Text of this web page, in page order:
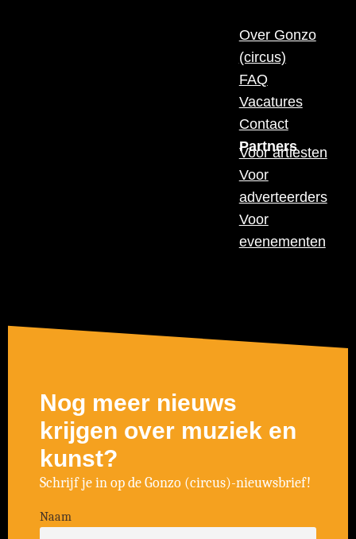
Over Gonzo
(circus)
FAQ
Vacatures
Contact
Partners
Voor artiesten
Voor
adverteerders
Voor
evenementen
Nog meer nieuws
krijgen over muziek en
kunst?
Schrijf je in op de Gonzo (circus)-nieuwsbrief!
Naam